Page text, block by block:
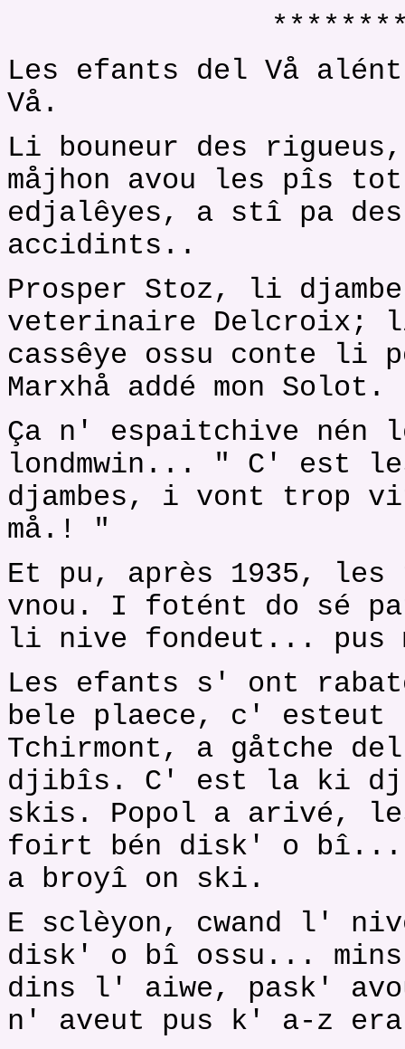
Les efants del Vå
Vå.
Li bouneur des
måjhon avou les pîs
edjalêyes, a stî pa
accidints..
Prosper Stoz, li
veterinaire Delcroix;
cassêye ossu conte li
Marxhå addé mon Solot.
Ça n' espaitchive
londmwin... " C' est
djambes, i vont trop
må.! "
Et pu, après 1935, les
vnou. I fotént do sé
li nive fondeut... pus
Les efants s' ont
bele plaece, c'
Tchirmont, a gåtche
djibîs. C' est la ki dj'
skis. Popol a arivé,
foirt bén disk' o bî...
a broyî on ski.
E sclèyon, cwand l'
disk' o bî ossu...
dins l' aiwe, pask'
n' aveut pus k' a-z